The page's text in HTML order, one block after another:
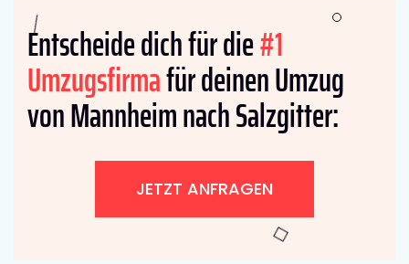
Entscheide dich für die#1
Umzugsfirmafür deinen Umzug
von Mannheim nach Salzgitter:
JETZT ANFRAGEN